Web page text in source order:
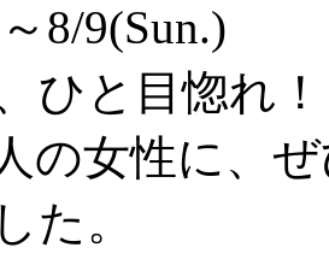
8/9(Sun.)
ひと目惚れ！
の女性に、
た。